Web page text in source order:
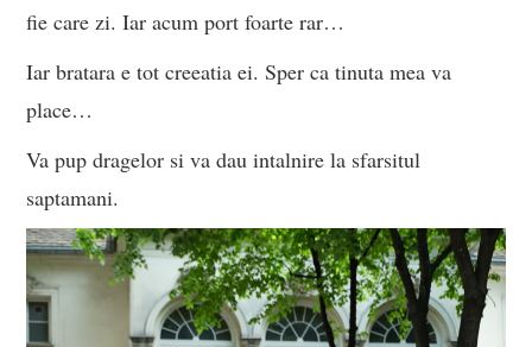
fie care zi. Iar acum port foarte rar…
Iar bratara e tot creeatia ei. Sper ca tinuta mea va
place…
Va pup dragelor si va dau intalnire la sfarsitul
saptamani.